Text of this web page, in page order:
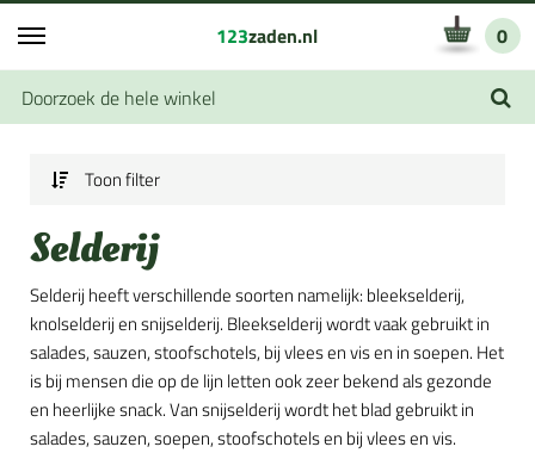
123zaden.nl 0
Toon filter
Selderij
Selderij heeft verschillende soorten namelijk: bleekselderij,
knolselderij en snijselderij. Bleekselderij wordt vaak gebruikt in
salades, sauzen, stoofschotels, bij vlees en vis en in soepen. Het
is bij mensen die op de lijn letten ook zeer bekend als gezonde
en heerlijke snack. Van snijselderij wordt het blad gebruikt in
salades, sauzen, soepen, stoofschotels en bij vlees en vis.